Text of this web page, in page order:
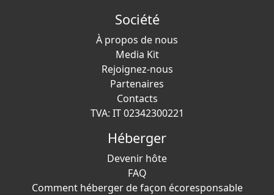
Société
À propos de nous
Media Kit
Rejoignez-nous
Partenaires
Contacts
TVA: IT 02342300221
Héberger
Devenir hôte
FAQ
Comment héberger de façon écoresponsable